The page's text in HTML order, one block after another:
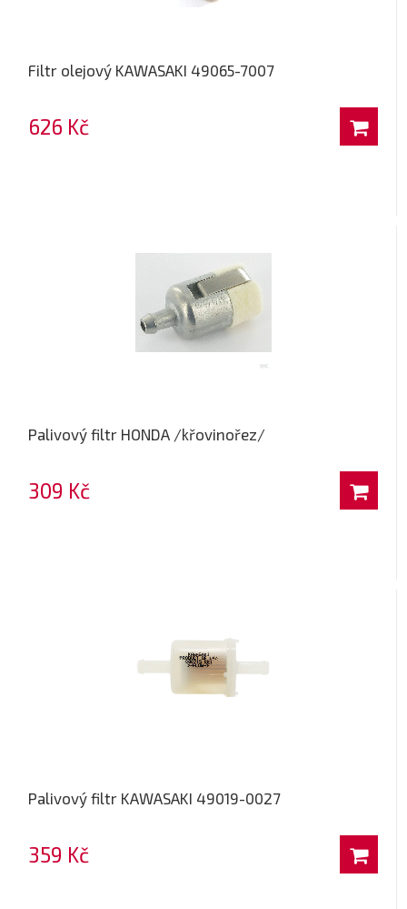
Filtr olejový KAWASAKI 49065-7007
626 Kč
Palivový filtr HONDA /křovinořez/
309 Kč
Palivový filtr KAWASAKI 49019-0027
359 Kč